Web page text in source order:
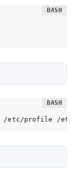
/etc/profile /